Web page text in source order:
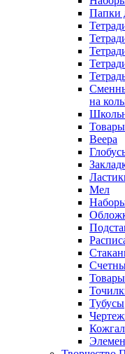
Папки
на
Веера
Мел
Тубусы